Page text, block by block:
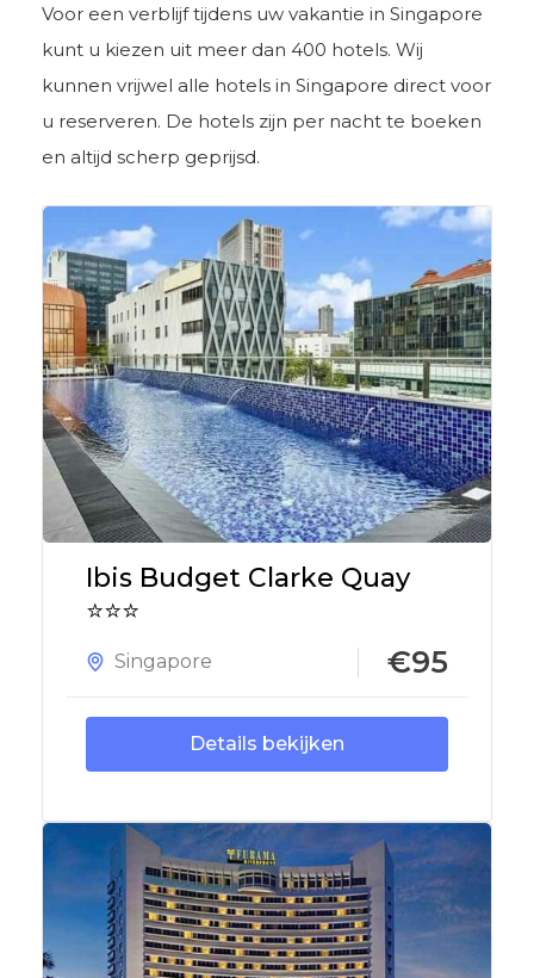
Voor een verblijf tijdens uw vakantie in Singapore
kunt u kiezen uit meer dan 400 hotels. Wij
kunnen vrijwel alle hotels in Singapore direct voor
u reserveren. De hotels zijn per nacht te boeken
en altijd scherp geprijsd.
Ibis Budget Clarke Quay
⭐⭐⭐
Singapore €95
Details bekijken